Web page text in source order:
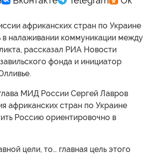
африканских стран по Украине
в налаживании коммуникации между
рассказал РИА Новости
фонда и инициатор
МИД России Сергей Лавров
африканских стран по Украине
Россию ориентировочно в
цели, то… главная цель этого